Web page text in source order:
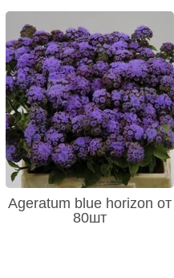
Ageratum blue horizon от
80шт